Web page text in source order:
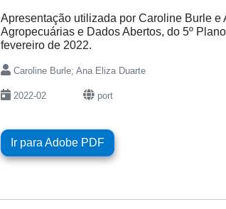
Apresentação utilizada por Caroline Burle
Agropecuárias e Dados Abertos, do 5º
fevereiro de 2022.
Caroline Burle; Ana Eliza Duarte
2022-02 port
Ir para Adobe PDF